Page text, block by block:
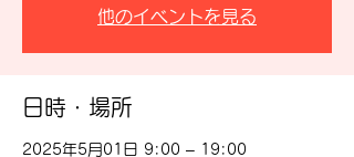
他のイベントを見る
日時・場所
2025年5月01日 9:00 – 19:00